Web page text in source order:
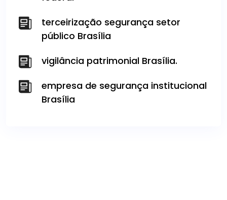
terceirização segurança setor
público Brasília
vigilância patrimonial Brasília.
empresa de segurança institucional
Brasília